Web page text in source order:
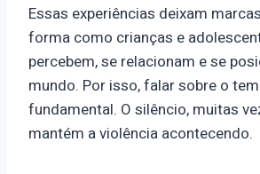
Essas experiências deixam
forma como crianças e
percebem, se relacionam e se
mundo. Por isso, falar sobre o
fundamental. O silêncio, muitas
mantém a violência acontecendo.